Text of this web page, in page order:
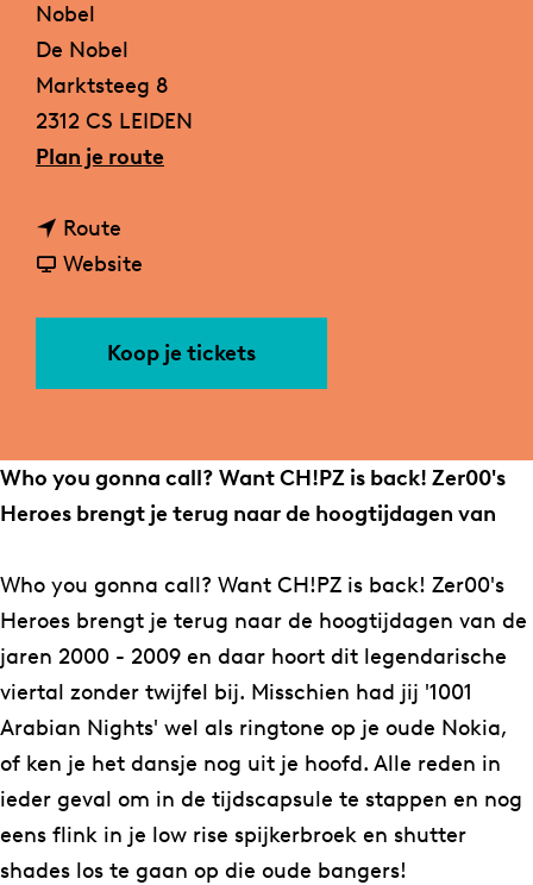
Nobel
De Nobel
Marktsteeg 8
2312 CS LEIDEN
Plan je routen
r
'
s
e
r
o
e
s
p
r
e
s
Route
a
0
0
s
H
e
r
o
e
s
p
r
Website
Z
0
0
s
H
e
r
o
e
s
p
r
Koop je tickets
Who you gonna call? Want CH!PZ is back! Zer00's
Heroes brengt je terug naar de hoogtijdagen van
Who you gonna call? Want CH!PZ is back! Zer00's
Heroes brengt je terug naar de hoogtijdagen van de
jaren 2000 - 2009 en daar hoort dit legendarische
viertal zonder twijfel bij. Misschien had jij '1001
Arabian Nights' wel als ringtone op je oude Nokia,
of ken je het dansje nog uit je hoofd. Alle reden in
ieder geval om in de tijdscapsule te stappen en nog
eens flink in je low rise spijkerbroek en shutter
shades los te gaan op die oude bangers!